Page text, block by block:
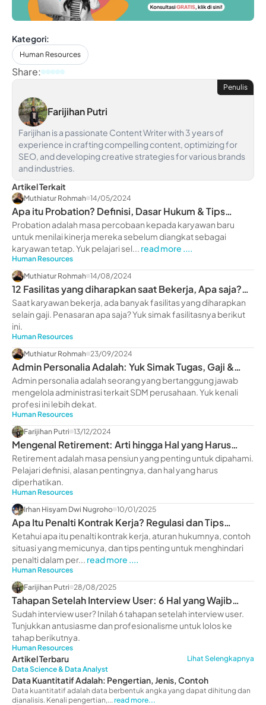
Kategori:
Human Resources
Share:
Penulis
Farijihan Putri
Farijihan is a passionate Content Writer with 3 years of
experience in crafting compelling content, optimizing for
SEO, and developing creative strategies for various brands
and industries.
Artikel Terkait
Muthiatur Rohmah 14/05/2024
Apa itu Probation? Definisi, Dasar Hukum & Tips
Melewatinya
Probation adalah masa percobaan kepada karyawan baru
untuk menilai kinerja mereka sebelum diangkat sebagai
karyawan tetap. Yuk pelajari sel... read more ....
Human Resources
Muthiatur Rohmah 14/08/2024
12 Fasilitas yang diharapkan saat Bekerja, Apa saja?
Yuk Intip
Saat karyawan bekerja, ada banyak fasilitas yang diharapkan
selain gaji. Penasaran apa saja? Yuk simak fasilitasnya berikut
ini.
Human Resources
Muthiatur Rohmah 23/09/2024
Admin Personalia Adalah: Yuk Simak Tugas, Gaji &
Skillnya
Admin personalia adalah seorang yang bertanggung jawab
mengelola administrasi terkait SDM perusahaan. Yuk kenali
profesi ini lebih dekat.
Human Resources
Farijihan Putri 13/12/2024
Mengenal Retirement: Arti hingga Hal yang Harus
Diperhatikan
Retirement adalah masa pensiun yang penting untuk dipahami.
Pelajari definisi, alasan pentingnya, dan hal yang harus
diperhatikan.
Human Resources
Irhan Hisyam Dwi Nugroho 10/01/2025
Apa Itu Penalti Kontrak Kerja? Regulasi dan Tips
Pentingnya
Ketahui apa itu penalti kontrak kerja, aturan hukumnya, contoh
situasi yang memicunya, dan tips penting untuk menghindari
penalti dalam per... read more ....
Human Resources
Farijihan Putri 28/08/2025
Tahapan Setelah Interview User: 6 Hal yang Wajib
Dilakukan
Sudah interview user? Inilah 6 tahapan setelah interview user.
Tunjukkan antusiasme dan profesionalisme untuk lolos ke
tahap berikutnya.
Human Resources
Artikel Terbaru
Lihat Selengkapnya
Data Science & Data Analyst
Data Kuantitatif Adalah: Pengertian, Jenis, Contoh
Data kuantitatif adalah data berbentuk angka yang dapat dihitung dan
dianalisis. Kenali pengertian,... read more...